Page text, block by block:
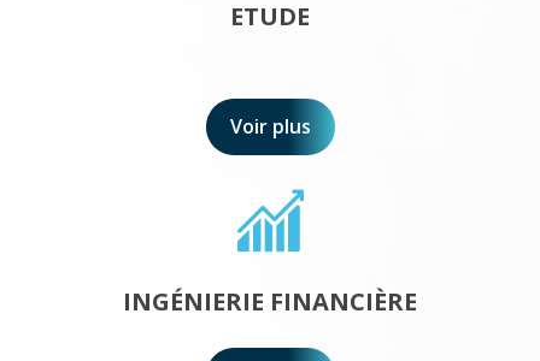
ETUDE
Voir plus
INGÉNIERIE FINANCIÈRE